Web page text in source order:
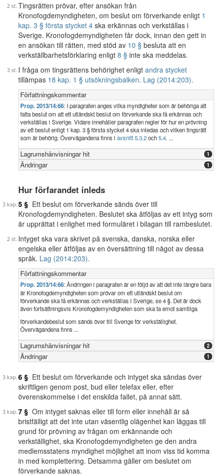
Tingsrätten prövar, efter ansökan från
Kronofogdemyndigheten, om beslut om förverkande enligt 1
kap. 3 § första stycket 4 ska erkännas och verkställas i
Sverige. Kronofogdemyndigheten får dock, innan den gett in
en ansökan till rätten, med stöd av 10 § besluta att en
verkställbarhetsförklaring enligt 8 § inte ska meddelas.
I fråga om tingsrättens behörighet enligt andra stycket
tillämpas 18 kap. 1 § utsökningsbalken. Lag (2014:203).
Författningskommentar
Prop. 2013/14:66: I paragrafen anges vilka myndigheter som är behöriga att
fatta beslut om att ett utländskt beslut om förverkande ska få erkännas och
verkställas i Sverige. Vidare innehåller paragrafen regler för hur en prövning
av ett beslut enligt 1 kap. 3 § första stycket 4 ska inledas och vilken tingsrätt
som är behörig. Övervägandena finns i avsnitt 5.3.2och5.4. ...
Lagrumshänvisningar hit 1
Ändringar 1
Hur förfarandet inleds
5 § Ett beslut om förverkande sänds över till
Kronofogdemyndigheten. Beslutet ska åtföljas av ett intyg som
är upprättat i enlighet med formuläret i bilagan till rambeslutet.
Intyget ska vara skrivet på svenska, danska, norska eller
engelska eller åtföljas av en översättning till något av dessa
språk. Lag (2014:203).
Författningskommentar
Prop. 2013/14:66: Ändringen i paragrafen är en följd av att det inte längre bara
är Kronofogdemyndigheten som prövar om ett utländskt beslut om
förverkande ska få erkännas och verkställas i Sverige, se 4 §. Det är dock
även fortsättningsvis Kronofogdemyndigheten som ska ta emot samtliga
förverkandebeslut som sänds över till Sverige för verkställighet.
Övervägandena finns ...
Lagrumshänvisningar hit 2
Ändringar 1
6 § Ett beslut om förverkande och intyget ska sändas över
skriftligen genom post, bud eller telefax eller, efter
överenskommelse i det enskilda fallet, på annat sätt.
7 § Om intyget saknas eller till form eller innehåll är så
bristfälligt att det inte utan väsentlig olägenhet kan läggas till
grund för prövning av frågan om erkännande och
verkställighet, ska Kronofogdemyndigheten ge den andra
medlemsstatens myndighet möjlighet att inom viss tid komma
in med komplettering. Detsamma gäller om beslutet om
förverkande saknas.